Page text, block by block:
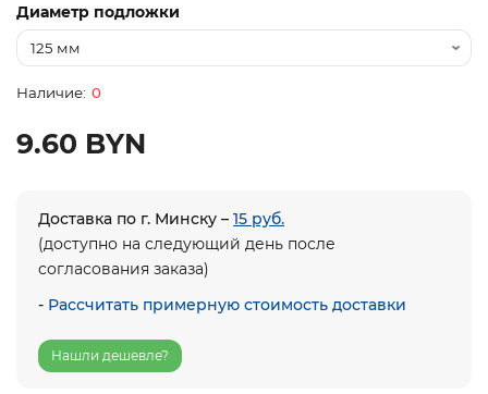
Диаметр подложки
0
9.60 BYN
Доставка по г. Минску – 15 руб.
(доступно на следующий день после
согласования заказа)
- Рассчитать примерную стоимость доставки
Нашли дешевле?